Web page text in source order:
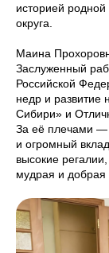
историей
округа.
Маина
Заслуженный
Российской
недр и развитие
Сибири» и
За её плечами —
и огромный
высокие
мудрая и добрая